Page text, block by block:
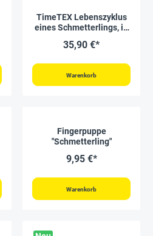
TimeTEX Lebenszyklus
eines Schmetterlings, in
Premium"
35,90 €*
Warenkorb
Fingerpuppe
"Schmetterling"
9,95 €*
Warenkorb